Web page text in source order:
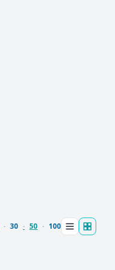
30 50 100